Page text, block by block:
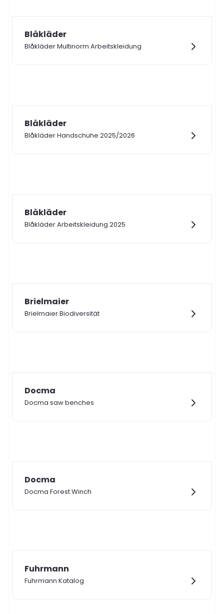
Blåkläder
Blåkläder Multinorm Arbeitskleidung
Blåkläder
Blåkläder Handschuhe 2025/2026
Blåkläder
Blåkläder Arbeitskleidung 2025
Brielmaier
Brielmaier Biodiversität
Docma
Docma saw benches
Docma
Docma Forest Winch
Fuhrmann
Fuhrmann Katalog